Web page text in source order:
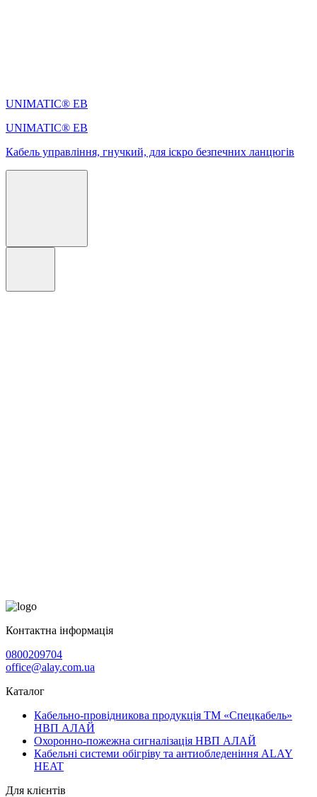
UNIMATIC® EB
UNIMATIC® EB
Кабель управління, гнучкий, для іскро безпечних ланцюгів
Контактна інформація
0800209704
office@alay.com.ua
Каталог
Кабельно-провідникова продукція ТМ «Спецкабель»
НВП АЛАЙ
Охоронно-пожежна сигналізація НВП АЛАЙ
Кабельні системи обігріву та антиобледеніння ALAY
HEAT
Для клієнтів